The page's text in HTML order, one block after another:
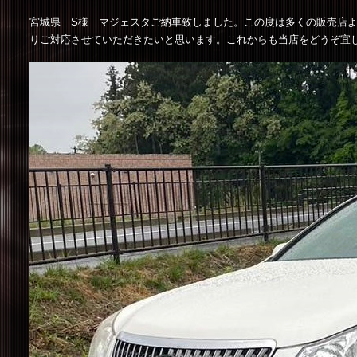
宮城県 S様 マジェスタご納車致しました。この度は多くの販売店
りご対応させていただきたいと思います。これからも当店をどうぞ